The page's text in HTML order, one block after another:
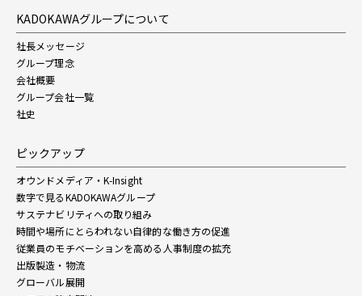
KADOKAWAグループについて
社長メッセージ
グループ理念
会社概要
グループ会社一覧
社史
ピックアップ
オウンドメディア・K-Insight
数字で見るKADOKAWAグループ
サステナビリティへの取り組み
時間や場所にとらわれない自律的な働き方の促進
従業員のモチベーションを高める人事制度の拡充
出版製造・物流
グローバル展開